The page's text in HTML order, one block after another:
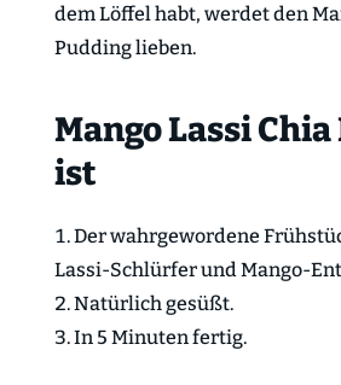
dem Löffel habt, werdet den
Pudding lieben.
Mango Lassi
ist
Der wahrgewordene
Lassi-Schlürfer und Mango-
Natürlich gesüßt.
In 5 Minuten fertig.